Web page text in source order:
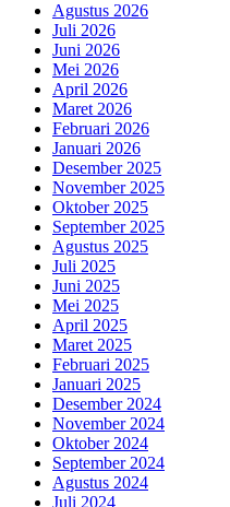
Agustus 2026
Juli 2026
Juni 2026
Mei 2026
April 2026
Maret 2026
Februari 2026
Januari 2026
Desember 2025
November 2025
Oktober 2025
September 2025
Agustus 2025
Juli 2025
Juni 2025
Mei 2025
April 2025
Maret 2025
Februari 2025
Januari 2025
Desember 2024
November 2024
Oktober 2024
September 2024
Agustus 2024
Juli 2024